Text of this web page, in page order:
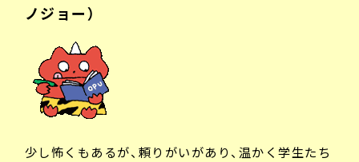
ノジョー）
少し怖くもあるが、頼りがいがあり、温かく学生たち